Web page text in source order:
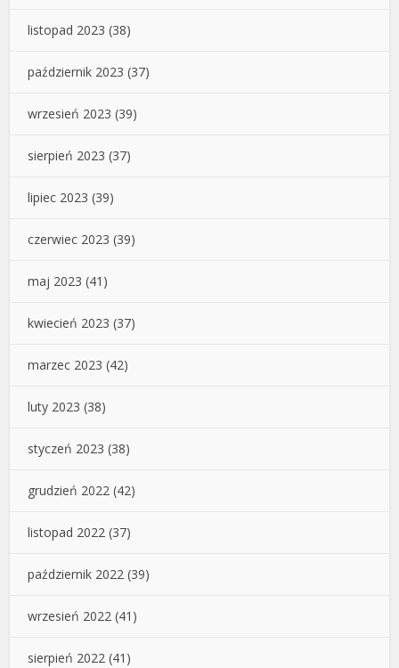
listopad 2023 (38)
październik 2023 (37)
wrzesień 2023 (39)
sierpień 2023 (37)
lipiec 2023 (39)
czerwiec 2023 (39)
maj 2023 (41)
kwiecień 2023 (37)
marzec 2023 (42)
luty 2023 (38)
styczeń 2023 (38)
grudzień 2022 (42)
listopad 2022 (37)
październik 2022 (39)
wrzesień 2022 (41)
sierpień 2022 (41)